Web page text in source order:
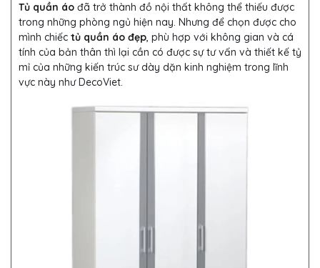
Tủ quần áo đã trở thành đồ nội thất không thể thiếu được
trong những phòng ngủ hiện nay. Nhưng để chọn được cho
mình chiếc tủ quần áo đẹp, phù hợp với không gian và cá
tính của bản thân thì lại cần có được sự tư vấn và thiết kế tỷ
mỉ của những kiến trúc sư dày dặn kinh nghiệm trong lĩnh
vực này như DecoViet.